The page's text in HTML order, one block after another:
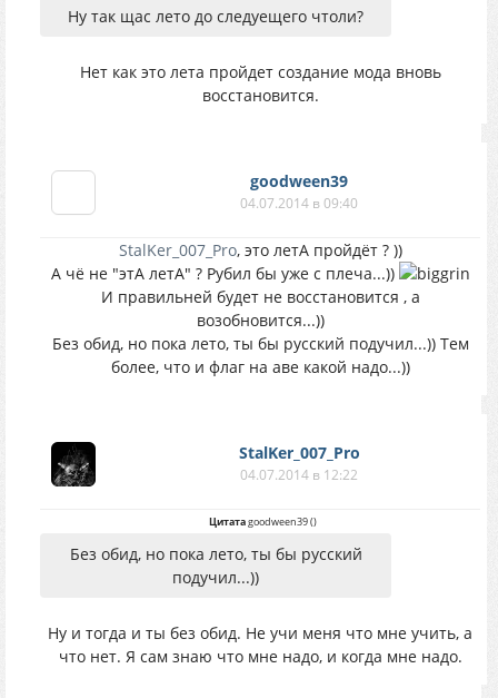
Ну так щас лето до следуещего чтоли?
Нет как это лета пройдет создание мода вновь
восстановится.
goodween39
04.07.2014 в 09:40
StalKer_007_Pro, это летА пройдёт ? ))
А чё не "этА летА" ? Рубил бы уже с плеча...))
И правильней будет не восстановится , а
возобновится...))
Без обид, но пока лето, ты бы русский подучил...)) Тем
более, что и флаг на аве какой надо...))
StalKer_007_Pro
04.07.2014 в 12:22
Цитатаgoodween39()
Без обид, но пока лето, ты бы русский
подучил...))
Ну и тогда и ты без обид. Не учи меня что мне учить, а
что нет. Я сам знаю что мне надо, и когда мне надо.